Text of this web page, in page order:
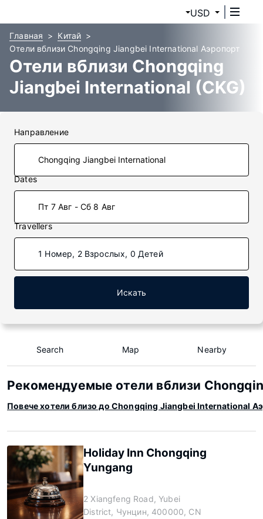
USD
Главная
Китай
Отели вблизи Chongqing Jiangbei International Аэропорт
Отели вблизи Chongqing
Jiangbei International (CKG)
Направление
Dates
Пт 7 Авг - Сб 8 Авг
Travellers
1 Номер, 2 Взрослых, 0 Детей
Искать
Search Map Nearby
Рекомендуемые отели вблизи
Повече хотели близо до Chongqing Jiangbei International
Holiday Inn Chongqing
Yungang
2 Xiangfeng Road, Yubei
District, Чунцин, 400000, CN